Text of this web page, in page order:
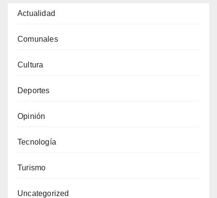
Actualidad
Comunales
Cultura
Deportes
Opinión
Tecnología
Turismo
Uncategorized